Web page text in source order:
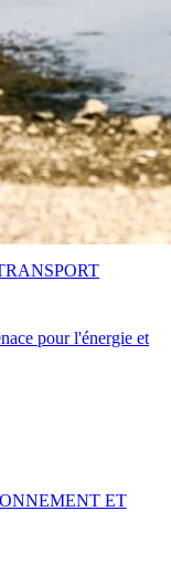
pour l'énergie et
ET